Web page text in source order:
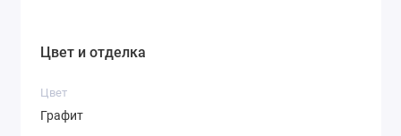
Цвет и отделка
Цвет
Графит